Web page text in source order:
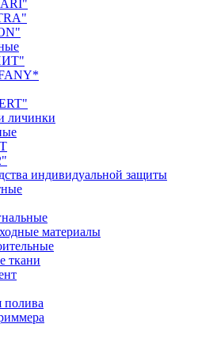
личинки
индивидуальной защиты
материалы
ткани